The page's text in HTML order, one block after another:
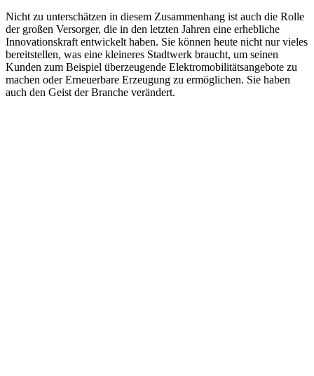
Nicht zu unterschätzen in diesem Zusammenhang ist auch die Rolle
der großen Versorger, die in den letzten Jahren eine erhebliche
Innovationskraft entwickelt haben. Sie können heute nicht nur vieles
bereitstellen, was eine kleineres Stadtwerk braucht, um seinen
Kunden zum Beispiel überzeugende Elektromobilitätsangebote zu
machen oder Erneuerbare Erzeugung zu ermöglichen. Sie haben
auch den Geist der Branche verändert.